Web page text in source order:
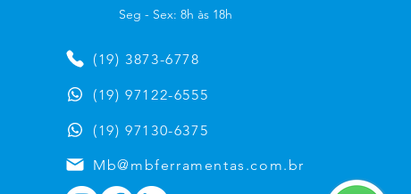
Seg - Sex: 8h às 18h
(19) 3873-6778
(19) 97122-6555
Mb@mbferramentas.com.br
(19) 97130-6375